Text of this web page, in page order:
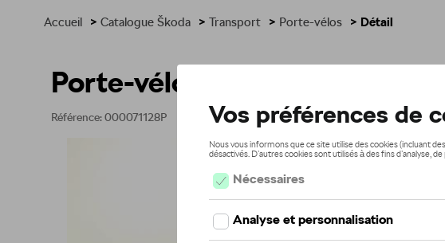
Accueil > Catalogue Škoda > Transport > Porte-vélos > Détail
Porte-vélos verrouillable (toit)
Référence: 000071128P